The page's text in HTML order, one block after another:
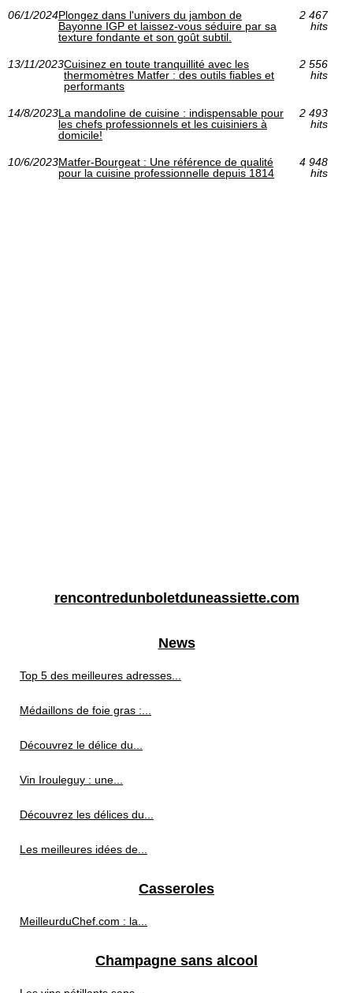
06/1/2024Plongez dans l'univers du jambon de
Bayonne IGP et laissez-vous séduire par sa
texture fondante et son goût subtil.
2 467
hits
13/11/2023Cuisinez en toute tranquillité avec les
thermomètres Matfer : des outils fiables et
performants
2 556
hits
14/8/2023La mandoline de cuisine : indispensable pour
les chefs professionnels et les cuisiniers à
domicile!
2 493
hits
10/6/2023Matfer-Bourgeat : Une référence de qualité
pour la cuisine professionnelle depuis 1814
4 948
hits
rencontredunboletduneassiette.com
News
Top 5 des meilleures adresses...
Médaillons de foie gras :...
Découvrez le délice du...
Vin Irouleguy : une...
Découvrez les délices du...
Les meilleures idées de...
Casseroles
MeilleurduChef.com : la...
Champagne sans alcool